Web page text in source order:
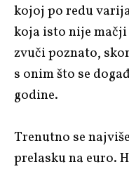
kojoj po redu
koja isto nije
zvuči poznato,
s onim što se
godine.
Trenutno se
prelasku na euro.